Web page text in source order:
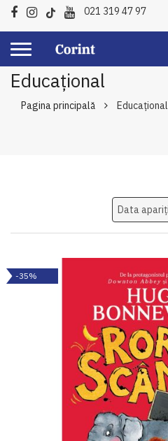
021 319 47 97
Educațional
Pagina principală Educațional
-35%